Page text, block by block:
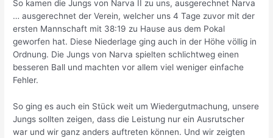
So kamen die Jungs von Narva II zu uns, ausgerechnet Narva
… ausgerechnet der Verein, welcher uns 4 Tage zuvor mit der
ersten Mannschaft mit 38:19 zu Hause aus dem Pokal
geworfen hat. Diese Niederlage ging auch in der Höhe völlig in
Ordnung. Die Jungs von Narva spielten schlichtweg einen
besseren Ball und machten vor allem viel weniger einfache
Fehler.
So ging es auch ein Stück weit um Wiedergutmachung, unsere
Jungs sollten zeigen, dass die Leistung nur ein Ausrutscher
war und wir ganz anders auftreten können. Und wir zeigten